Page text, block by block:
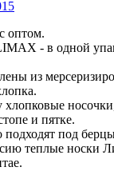
оптом.
- в одной
из
хлопковые
и пятке.
под
теплые носки